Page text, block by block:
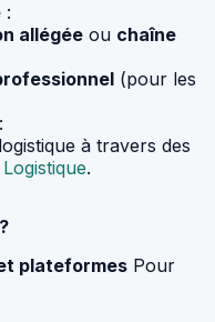
:
allégée ou chaîne
(pour les
:
à travers des
.
plateformes Pour